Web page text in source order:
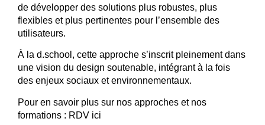
de développer des solutions plus robustes, plus
flexibles et plus pertinentes pour l’ensemble des
utilisateurs.
À la d.school, cette approche s’inscrit pleinement dans
une vision du design soutenable, intégrant à la fois
des enjeux sociaux et environnementaux.
Pour en savoir plus sur nos approches et nos
formations : RDV ici